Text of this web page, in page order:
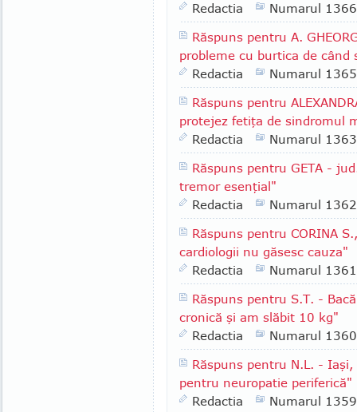
Redactia
Numarul 1366
Răspuns pentru A.
probleme cu burtica de când
Redactia
Numarul 1365
Răspuns pentru
protejez fetiţa de sindromul
Redactia
Numarul 1363
Răspuns pentru GETA -
tremor esenţial"
Redactia
Numarul 1362
Răspuns pentru CORINA
cardiologii nu găsesc cauza"
Redactia
Numarul 1361
Răspuns pentru S.T. -
cronică şi am slăbit 10 kg"
Redactia
Numarul 1360
Răspuns pentru N.L. -
pentru neuropatie periferică"
Redactia
Numarul 1359